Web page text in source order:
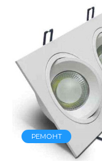
РЕМОНТ